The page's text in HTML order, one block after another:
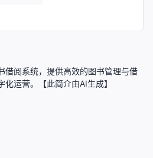
借阅系统，提供高效的图书管理与借
运营。【此简介由AI生成】